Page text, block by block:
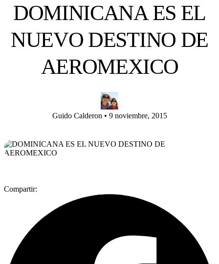
DOMINICANA ES EL
NUEVO DESTINO DE
AEROMEXICO
Guido Calderon • 9 noviembre, 2015
Compartir: